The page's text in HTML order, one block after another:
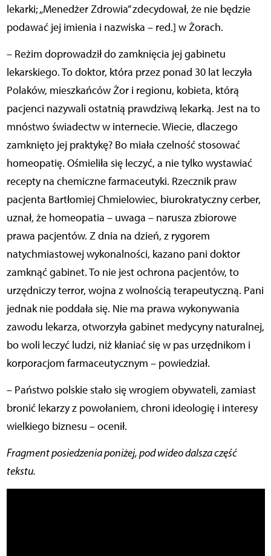
lekarki; „Menedżer Zdrowia” zdecydował, że nie będzie
podawać jej imienia i nazwiska – red.] w Żorach.
– Reżim doprowadził do zamknięcia jej gabinetu
lekarskiego. To doktor, która przez ponad 30 lat leczyła
Polaków, mieszkańców Żor i regionu, kobieta, którą
pacjenci nazywali ostatnią prawdziwą lekarką. Jest na to
mnóstwo świadectw w internecie. Wiecie, dlaczego
zamknięto jej praktykę? Bo miała czelność stosować
homeopatię. Ośmieliła się leczyć, a nie tylko wystawiać
recepty na chemiczne farmaceutyki. Rzecznik praw
pacjenta Bartłomiej Chmielowiec, biurokratyczny cerber,
uznał, że homeopatia – uwaga – narusza zbiorowe
prawa pacjentów. Z dnia na dzień, z rygorem
natychmiastowej wykonalności, kazano pani doktor
zamknąć gabinet. To nie jest ochrona pacjentów, to
urzędniczy terror, wojna z wolnością terapeutyczną. Pani
jednak nie poddała się. Nie ma prawa wykonywania
zawodu lekarza, otworzyła gabinet medycyny naturalnej,
bo woli leczyć ludzi, niż kłaniać się w pas urzędnikom i
korporacjom farmaceutycznym – powiedział.
– Państwo polskie stało się wrogiem obywateli, zamiast
bronić lekarzy z powołaniem, chroni ideologię i interesy
wielkiego biznesu – ocenił.
Fragment posiedzenia poniżej, pod wideo dalsza część
tekstu.